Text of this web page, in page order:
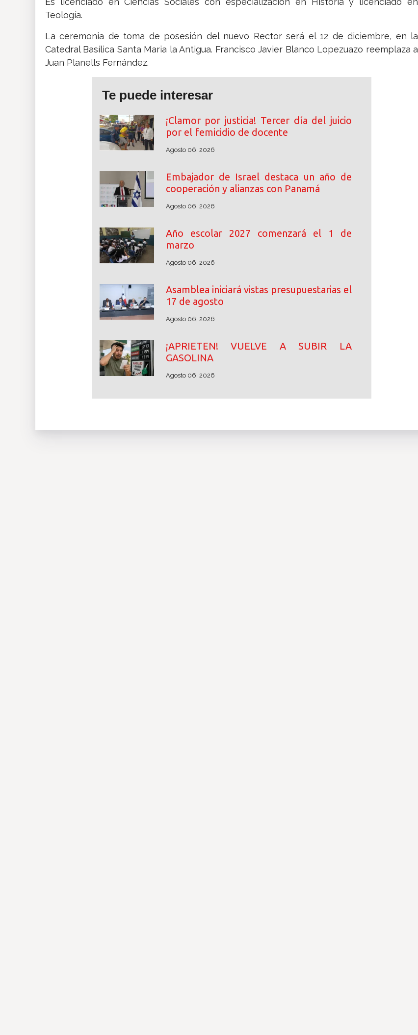
Teología.
La ceremonia de toma de posesión del nuevo Rector será el 12 de diciembre, en la
Catedral Basílica Santa Maria la Antigua. Francisco Javier Blanco Lopezuazo reemplaza a
Juan Planells Fernández.
Te puede interesar
¡Clamor por justicia! Tercer día del juicio
por el femicidio de docente
Agosto 06, 2026
Embajador de Israel destaca un año de
cooperación y alianzas con Panamá
Agosto 06, 2026
Año escolar 2027 comenzará el 1 de
marzo
Agosto 06, 2026
Asamblea iniciará vistas presupuestarias el
17 de agosto
Agosto 06, 2026
¡APRIETEN! VUELVE A SUBIR LA
GASOLINA
Agosto 06, 2026